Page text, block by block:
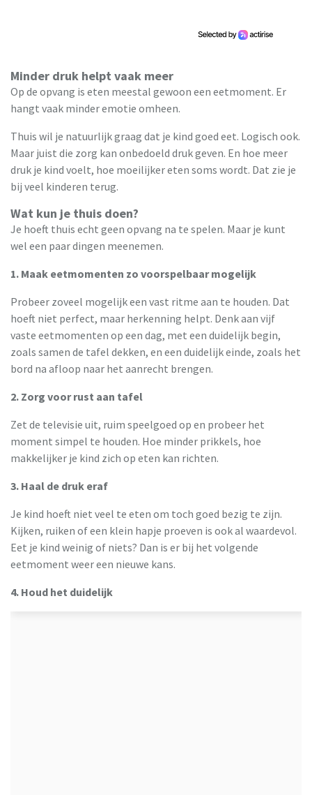
Minder druk helpt vaak meer
Op de opvang is eten meestal gewoon een eetmoment. Er
hangt vaak minder emotie omheen.
Thuis wil je natuurlijk graag dat je kind goed eet. Logisch ook.
Maar juist die zorg kan onbedoeld druk geven. En hoe meer
druk je kind voelt, hoe moeilijker eten soms wordt. Dat zie je
bij veel kinderen terug.
Wat kun je thuis doen?
Je hoeft thuis echt geen opvang na te spelen. Maar je kunt
wel een paar dingen meenemen.
1. Maak eetmomenten zo voorspelbaar mogelijk
Probeer zoveel mogelijk een vast ritme aan te houden. Dat
hoeft niet perfect, maar herkenning helpt. Denk aan vijf
vaste eetmomenten op een dag, met een duidelijk begin,
zoals samen de tafel dekken, en een duidelijk einde, zoals het
bord na afloop naar het aanrecht brengen.
2. Zorg voor rust aan tafel
Zet de televisie uit, ruim speelgoed op en probeer het
moment simpel te houden. Hoe minder prikkels, hoe
makkelijker je kind zich op eten kan richten.
3. Haal de druk eraf
Je kind hoeft niet veel te eten om toch goed bezig te zijn.
Kijken, ruiken of een klein hapje proeven is ook al waardevol.
Eet je kind weinig of niets? Dan is er bij het volgende
eetmoment weer een nieuwe kans.
4. Houd het duidelijk